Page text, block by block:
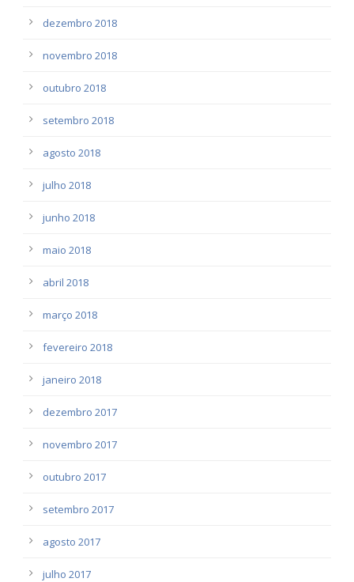
dezembro 2018
novembro 2018
outubro 2018
setembro 2018
agosto 2018
julho 2018
junho 2018
maio 2018
abril 2018
março 2018
fevereiro 2018
janeiro 2018
dezembro 2017
novembro 2017
outubro 2017
setembro 2017
agosto 2017
julho 2017